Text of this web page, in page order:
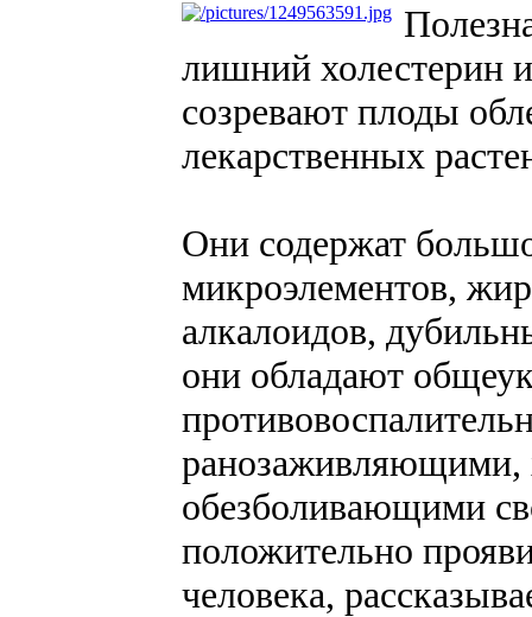
лишний холестерин
созревают плоды
лекарственных
Они содержат
микроэлементов,
алкалоидов,
они обладают
обезболивающими
положительно
человека,